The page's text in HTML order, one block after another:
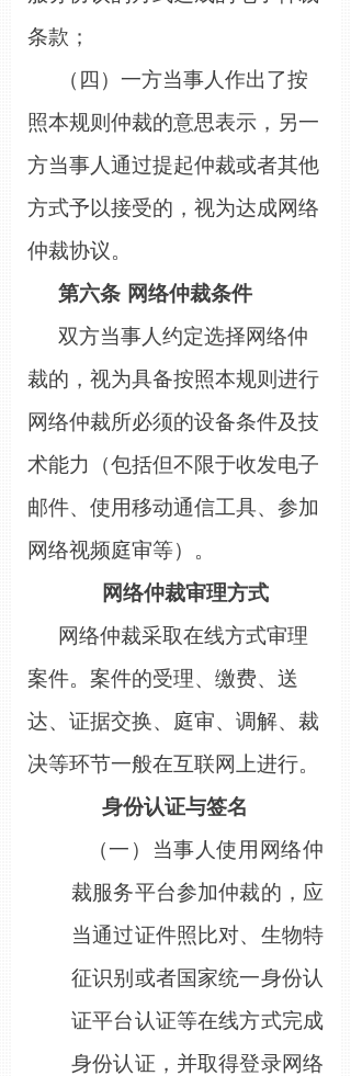
条款 ；
（四）一方当事人作出了按
照本规则仲裁的意思表示，另一
方当事人通过提起仲裁或者其他
方式予以接受的，视为达成网络
仲裁协议。
第六条 网络仲裁条件
双方当事人约定选择网络仲
裁的，视为具备按照本规则进行
网络仲裁所必须的设备条件及技
术能力（包括但不限于收发电子
邮件、使用移动通信工具、参加
网络视频庭审等）。
网络仲裁审理方式
网络仲裁采取在线方式审理
案件。案件的受理、缴费、送
达、证据交换、庭审、调解、裁
决等环节一般在互联网上进行。
身份认证与签名
（一）当事人使用网络仲
裁服务平台参加仲裁的，应
当通过证件照比对、生物特
征识别或者国家统一身份认
证平台认证等在线方式完成
身份认证，并取得登录网络